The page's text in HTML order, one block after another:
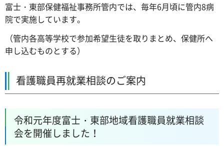
富士・東部保健福祉事務所管内では、毎年6月頃に管内8病
院で実施しています。
（管内各高等学校で参加希望生徒を取りまとめ、保健所へ
申し込むものとする）
看護職員再就業相談のご案内
令和元年度富士・東部地域看護職員就業相談
会を開催しました！